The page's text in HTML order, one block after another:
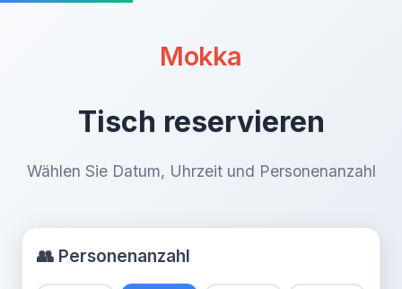
Mokka
Tisch reservieren
Wählen Sie Datum, Uhrzeit und Personenanzahl
👥 Personenanzahl